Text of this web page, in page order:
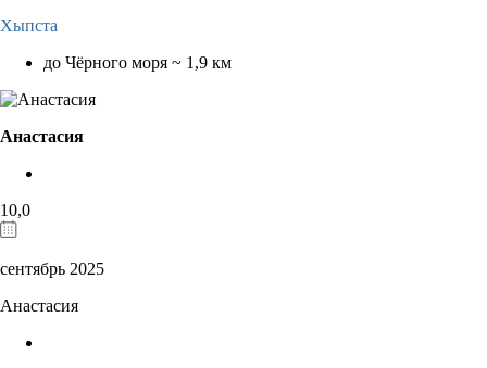
Хыпста
до Чёрного моря ~ 1,9 км
Анастасия
10,0
сентябрь 2025
Анастасия